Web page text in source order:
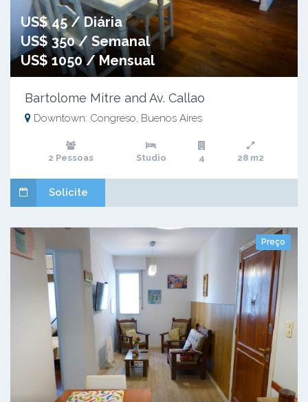
US$ 45 / Diária
US$ 350 / Semanal
US$ 1050 / Mensual
Bartolome Mitre and Av. Callao
Downtown: Congreso, Buenos Aires
2 Pessoas Studio 4 28 m2
Solicite
Preço